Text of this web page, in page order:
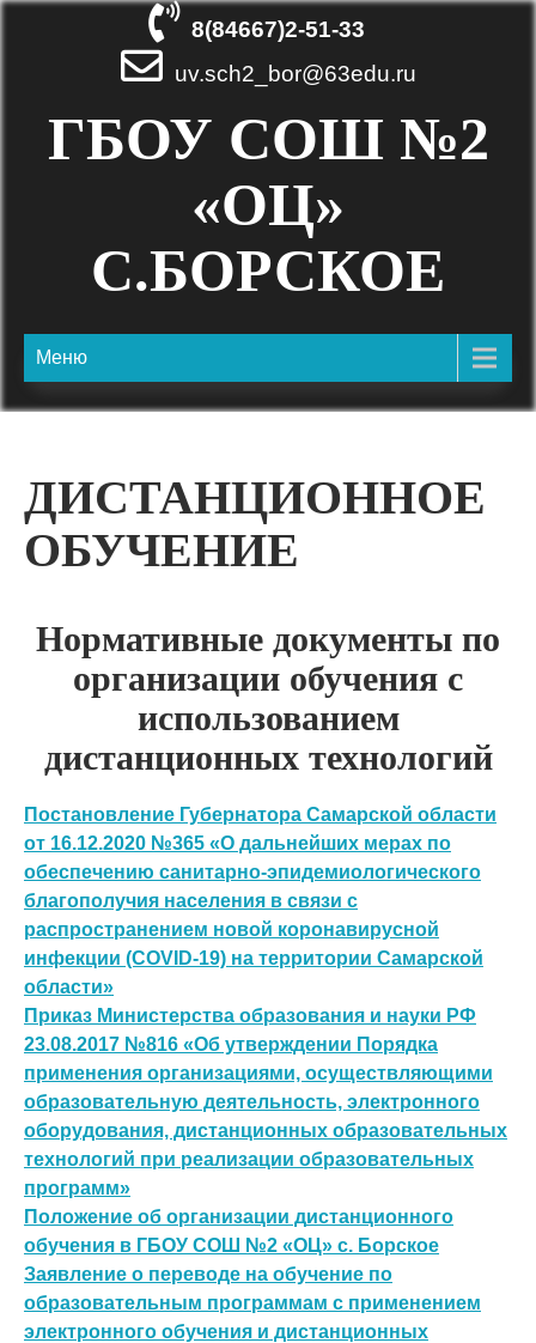
8(84667)2-51-33
uv.sch2_bor@63edu.ru
ГБОУ СОШ №2
«ОЦ»
С.БОРСКОЕ
Меню
ДИСТАНЦИОННОЕ
ОБУЧЕНИЕ
Нормативные документы по
организации обучения с
использованием
дистанционных технологий
Постановление Губернатора Самарской области
от 16.12.2020 №365 «О дальнейших мерах по
обеспечению санитарно-эпидемиологического
благополучия населения в связи с
распространением новой коронавирусной
инфекции (COVID-19) на территории Самарской
области»
Приказ Министерства образования и науки РФ
23.08.2017 №816 «Об утверждении Порядка
применения организациями, осуществляющими
образовательную деятельность, электронного
оборудования, дистанционных образовательных
технологий при реализации образовательных
программ»
Положение об организации дистанционного
обучения в ГБОУ СОШ №2 «ОЦ» с. Борское
Заявление о переводе на обучение по
образовательным программам с применением
электронного обучения и дистанционных